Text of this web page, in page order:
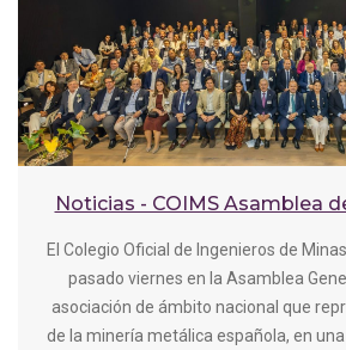
Noticias - COIMS Asamblea
El Colegio Oficial de Ingenieros de
pasado viernes en la Asamblea
asociación de ámbito nacional que
de la minería metálica española, en